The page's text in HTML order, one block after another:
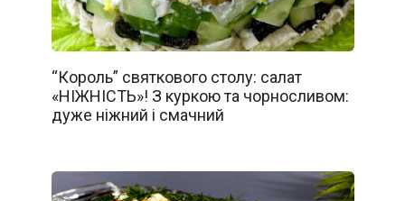
“Король” святкового столу: салат
«НІЖНІСТЬ»! З куркою та чорносливом:
дуже ніжний і смачний